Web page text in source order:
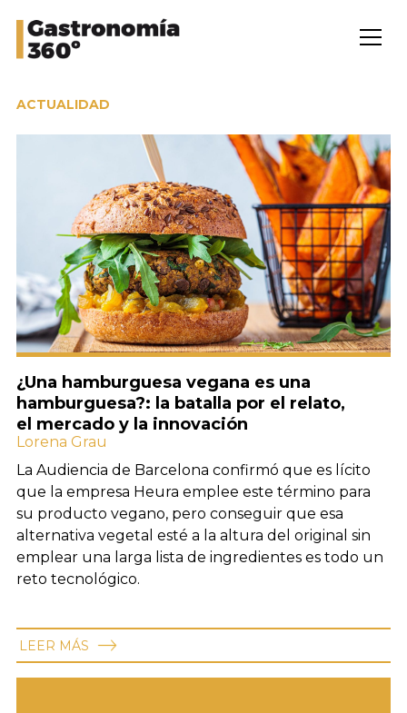
ACTUALIDAD
¿Una hamburguesa vegana es una
hamburguesa?: la batalla por el relato,
el mercado y la innovación
Lorena Grau
La Audiencia de Barcelona confirmó que es lícito
que la empresa Heura emplee este término para
su producto vegano, pero conseguir que esa
alternativa vegetal esté a la altura del original sin
emplear una larga lista de ingredientes es todo un
reto tecnológico.
LEER MÁS